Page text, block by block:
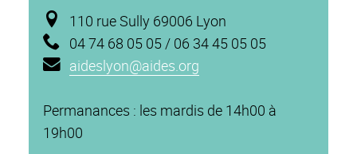
110 rue Sully 69006 Lyon
04 74 68 05 05 / 06 34 45 05 05
aideslyon@aides.org
Permanances : les mardis de 14h00 à
19h00